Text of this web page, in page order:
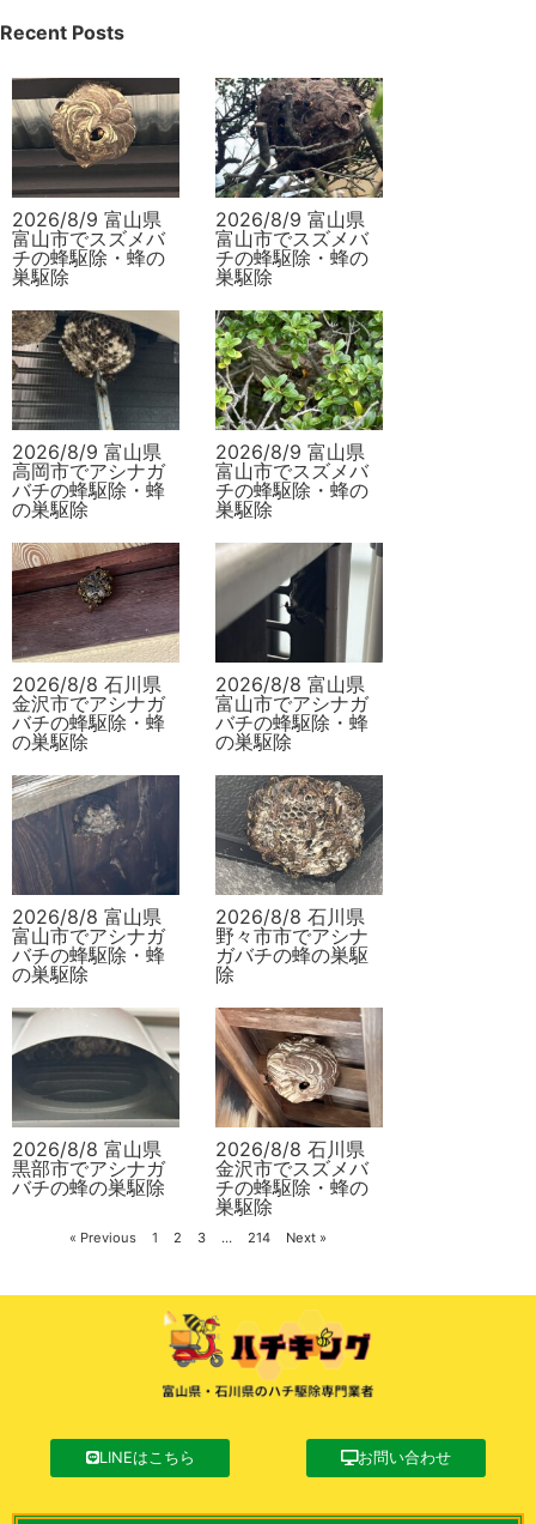
Recent Posts
2026/8/9 富山県
富山市でスズメバ
チの蜂駆除・蜂の
巣駆除
2026/8/9 富山県
富山市でスズメバ
チの蜂駆除・蜂の
巣駆除
2026/8/9 富山県
高岡市でアシナガ
バチの蜂駆除・蜂
の巣駆除
2026/8/9 富山県
富山市でスズメバ
チの蜂駆除・蜂の
巣駆除
2026/8/8 石川県
金沢市でアシナガ
バチの蜂駆除・蜂
の巣駆除
2026/8/8 富山県
富山市でアシナガ
バチの蜂駆除・蜂
の巣駆除
2026/8/8 富山県
富山市でアシナガ
バチの蜂駆除・蜂
の巣駆除
2026/8/8 石川県
野々市市でアシナ
ガバチの蜂の巣駆
除
2026/8/8 富山県
黒部市でアシナガ
バチの蜂の巣駆除
2026/8/8 石川県
金沢市でスズメバ
チの蜂駆除・蜂の
巣駆除
« Previous 1 2 3 … 214 Next »
LINEはこちら お問い合わせ